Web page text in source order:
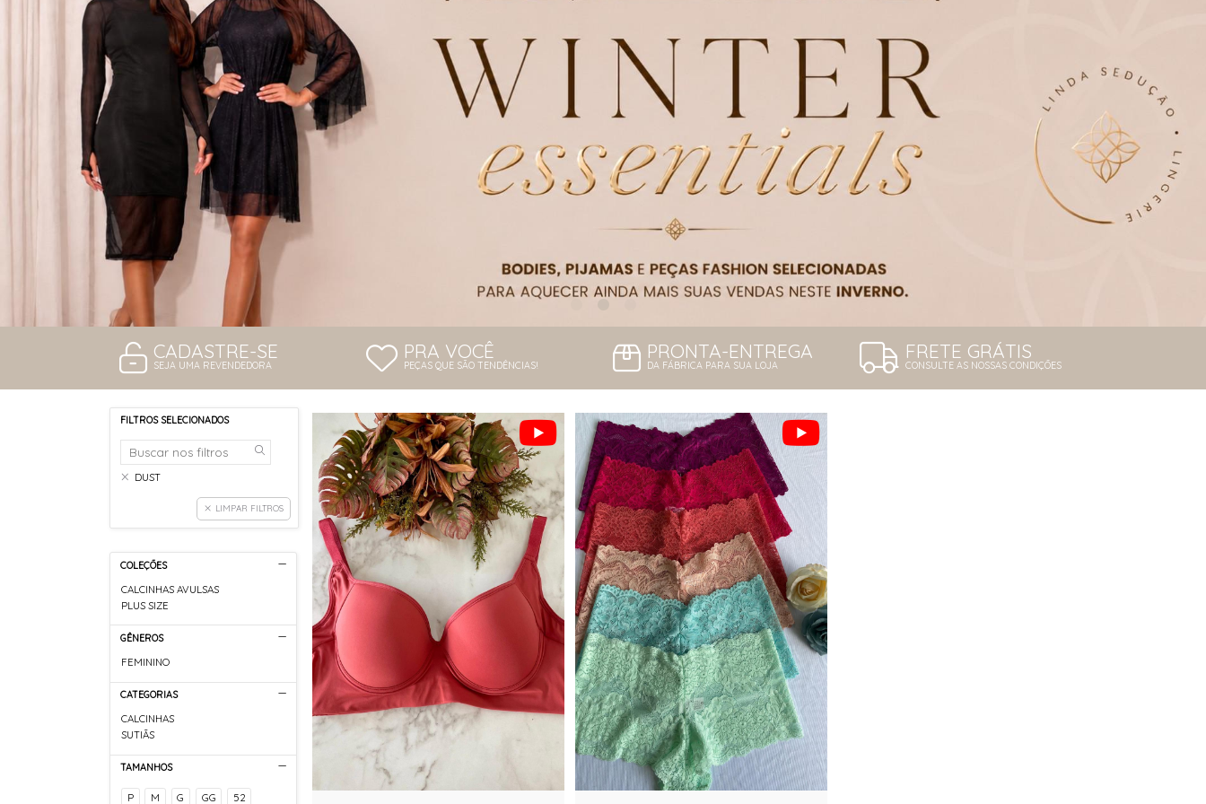
VESTIDOS
CADASTRE-SE
SEJA UMA REVENDEDORA
PRA VOCÊ
PEÇAS QUE SÃO TENDÊNCIAS!
PRONTA-ENTREGA
DA FÁBRICA PARA SUA LOJA
FRETE GRÁTIS
CONSULTE AS NOSSAS CONDIÇÕES
FILTROS SELECIONADOS
DUST
LIMPAR FILTROS
COLEÇÕES
CALCINHAS AVULSAS
PLUS SIZE
GÊNEROS
FEMININO
CATEGORIAS
CALCINHAS
SUTIÃS
TAMANHOS
P M G GG 52